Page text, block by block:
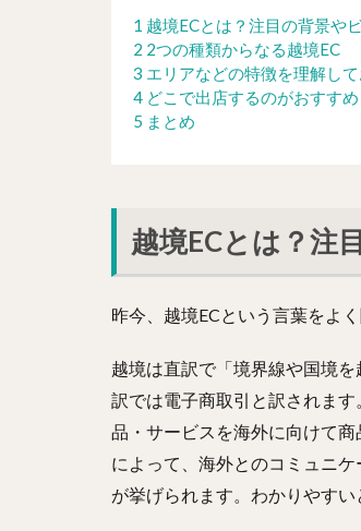
1 越境ECとは？注目の背景や
2 2つの種類からなる越境EC
3 エリアなどの特徴を理解して
4 どこで出店するのがおすす
5 まとめ
越境ECとは？注
昨今、越境ECという言葉をよ
越境は直訳で「境界線や国境
訳では電子商取引と訳されま
品・サービスを海外に向けて
によって、海外とのコミュニ
が挙げられます。わかりやすい